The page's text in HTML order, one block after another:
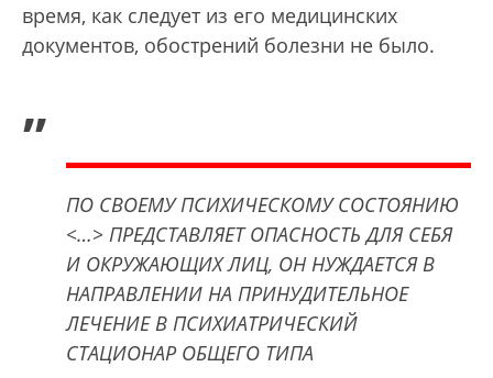
время, как следует из его медицинских
документов, обострений болезни не было.
„
ПО СВОЕМУ ПСИХИЧЕСКОМУ СОСТОЯНИЮ
<…> ПРЕДСТАВЛЯЕТ ОПАСНОСТЬ ДЛЯ СЕБЯ
И ОКРУЖАЮЩИХ ЛИЦ, ОН НУЖДАЕТСЯ В
НАПРАВЛЕНИИ НА ПРИНУДИТЕЛЬНОЕ
ЛЕЧЕНИЕ В ПСИХИАТРИЧЕСКИЙ
СТАЦИОНАР ОБЩЕГО ТИПА